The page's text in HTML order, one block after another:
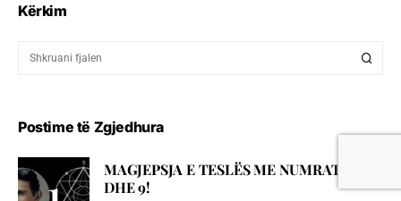
Kërkim
Postime të Zgjedhura
MAGJEPSJA E TESLËS ME NUMRAT 3, 6
DHE 9!